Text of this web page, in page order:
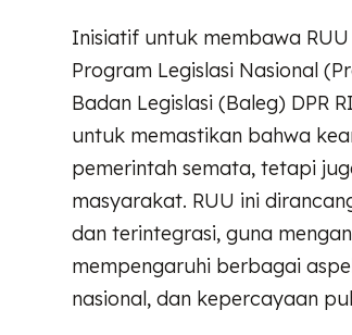
Inisiatif untuk membawa
Program Legislasi Nasional
Badan Legislasi (Baleg) DPR
untuk memastikan bahwa
pemerintah semata, tetapi
masyarakat. RUU ini
dan terintegrasi, guna
mempengaruhi berbagai
nasional, dan kepercayaan